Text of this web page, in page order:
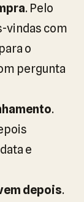
. Pelo
vindas com
o
pergunta
.
e
depois.